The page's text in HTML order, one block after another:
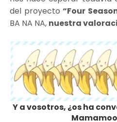
del proyecto “Four
BA NA NA, nuestra
Y a vosotros, ¿os ha
Mamamoo